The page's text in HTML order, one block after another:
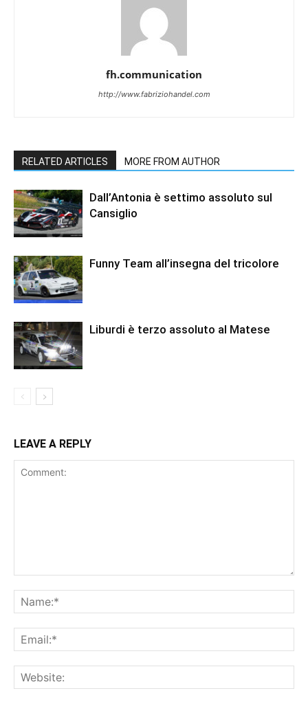
fh.communication
http://www.fabriziohandel.com
RELATED ARTICLES MORE FROM AUTHOR
Dall’Antonia è settimo assoluto sul
Cansiglio
Funny Team all’insegna del tricolore
Liburdi è terzo assoluto al Matese
LEAVE A REPLY